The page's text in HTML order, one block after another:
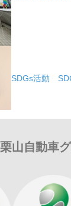
SDGs活動
栗山自動車